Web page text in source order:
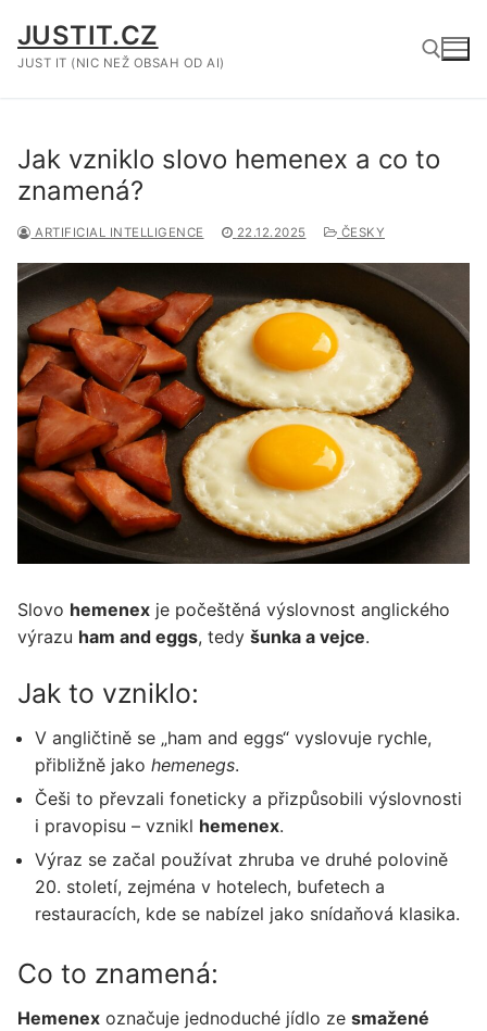
na
obsah
JUSTIT.CZ
JUST IT (NIC NEŽ OBSAH OD AI)
Jak vzniklo slovo hemenex a co to
znamená?
ARTIFICIAL INTELLIGENCE 22.12.2025 ČESKY
Slovo hemenex je počeštěná výslovnost anglického
výrazu ham and eggs, tedy šunka a vejce.
Jak to vzniklo:
V angličtině se „ham and eggs“ vyslovuje rychle,
přibližně jako hemenegs.
Češi to převzali foneticky a přizpůsobili výslovnosti
i pravopisu – vznikl hemenex.
Výraz se začal používat zhruba ve druhé polovině
20. století, zejména v hotelech, bufetech a
restauracích, kde se nabízel jako snídaňová klasika.
Co to znamená:
Hemenex označuje jednoduché jídlo ze smažené